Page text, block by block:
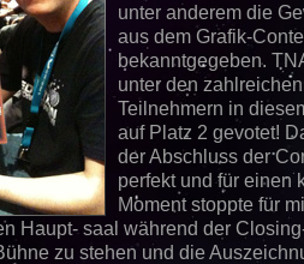
unter anderem die
aus dem Grafik-
bekanntgegeben.
unter den zahlreichen
Teilnehmern in
auf Platz 2 gevotet!
der Abschluss der
perfekt und für einen
Moment stoppte für
Haupt- saal während der
zu stehen und die